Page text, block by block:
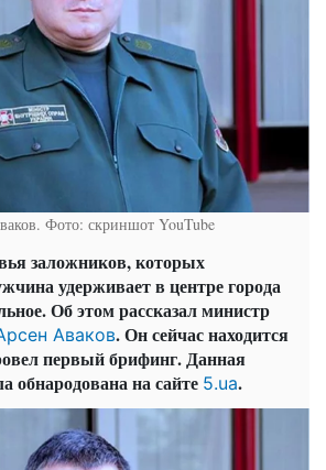
Фото: скриншот YouTube
заложников, которых
удерживает в центре города
Об этом рассказал министр
Аваков. Он сейчас находится
первый брифинг. Данная
обнародована на сайте 5.ua.